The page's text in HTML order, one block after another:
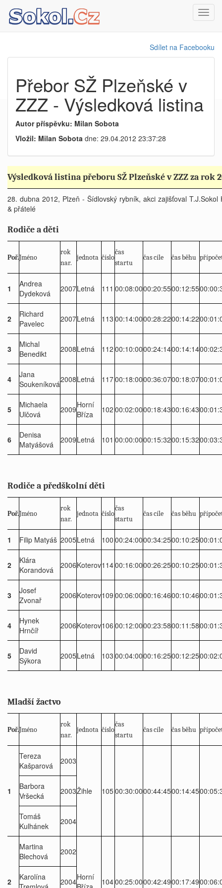
Sdílet na Facebooku
Přebor SŽ Plzeňské v
ZZZ - Výsledková listina
Autor příspěvku: Milan Sobota
Vložil: Milan Sobota dne: 29.04.2012 23:37:28
Výsledková listina přeboru SŽ Plzeňské v ZZZ za rok
28. dubna 2012, Plzeň - Šídlovský rybník, akci zajišťoval T.J.Sokol
& přátelé
Rodiče a děti
Poř.Jméno
rok
nar.
jednota číslo
čas
startu
čas cíle čas běhu
1
Andrea
Dydeková
2007Letná 111 00:08:0000:20:5500:12:55
2
Richard
Pavelec
2007Letná 113 00:14:0000:28:2200:14:22
3
Michal
Benedikt
2008Letná 112 00:10:0000:24:1400:14:14
4
Jana
Soukeníková2008Letná 11700:18:0000:36:0700:18:07
5
Michaela
Ulčová
2009Horní
Bříza
102 00:02:0000:18:4300:16:43
6
Denisa
Matyášová
2009Letná 101 00:00:0000:15:3200:15:32
Rodiče a předškolní děti
Poř.Jméno
rok
nar.
jednota číslo
čas
startu
čas cíle čas běhu
1 Filip Matyáš 2005Letná 100 00:24:0000:34:2500:10:25
2
Klára
Korandová
2006Koterov11400:16:0000:26:2500:10:25
3
Josef
Zvonař
2006Koterov109 00:06:0000:16:4600:10:46
4
Hynek
Hrnčíř
2006Koterov106 00:12:0000:23:5800:11:58
5
David
Sýkora
2005Letná 103 00:04:0000:16:2500:12:25
Mladší žactvo
Poř.Jméno
rok
nar.
jednota číslo
čas
startu
čas cíle čas běhu
1
Tereza
Kašparová
2003
Žihle 10500:30:0000:44:4500:14:45
Barbora
Vršecká
2003
Tomáš
Kulhánek
2004
2
Martina
Blechová
2002
Horní
10400:25:0000:42:4900:17:49
Karolína
2004